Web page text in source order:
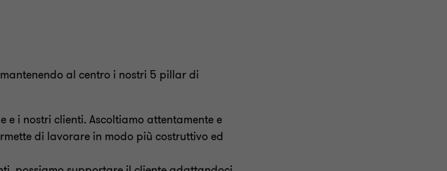
al centro i nostri 5 pillar di
e i nostri clienti. Ascoltiamo attentamente e
di lavorare in modo più costruttivoed